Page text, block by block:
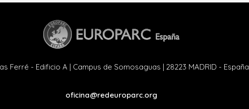
Ferré - Edificio A | Campus de Somosaguas | 28223 MADRID - España
oficina@redeuroparc.org